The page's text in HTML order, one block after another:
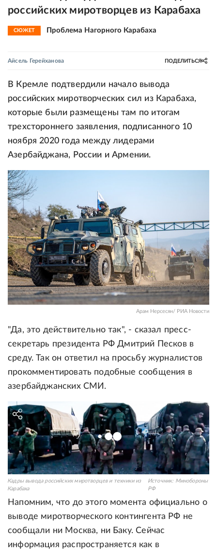
российских миротворцев из Карабаха
СЮЖЕТ Проблема Нагорного Карабаха
Айсель Герейханова ПОДЕЛИТЬСЯ
В Кремле подтвердили начало вывода
российских миротворческих сил из Карабаха,
которые были размещены там по итогам
трехстороннего заявления, подписанного 10
ноября 2020 года между лидерами
Азербайджана, России и Армении.
Арам Нерсесян/ РИА Новости
"Да, это действительно так", - сказал пресс-
секретарь президента РФ Дмитрий Песков в
среду. Так он ответил на просьбу журналистов
прокомментировать подобные сообщения в
азербайджанских СМИ.
Кадры вывода российских миротворцев и техники из
Карабаха
Источник: Минобороны
РФ
Напомним, что до этого момента официально о
выводе миротворческого контингента РФ не
сообщали ни Москва, ни Баку. Сейчас
информация распространяется как в